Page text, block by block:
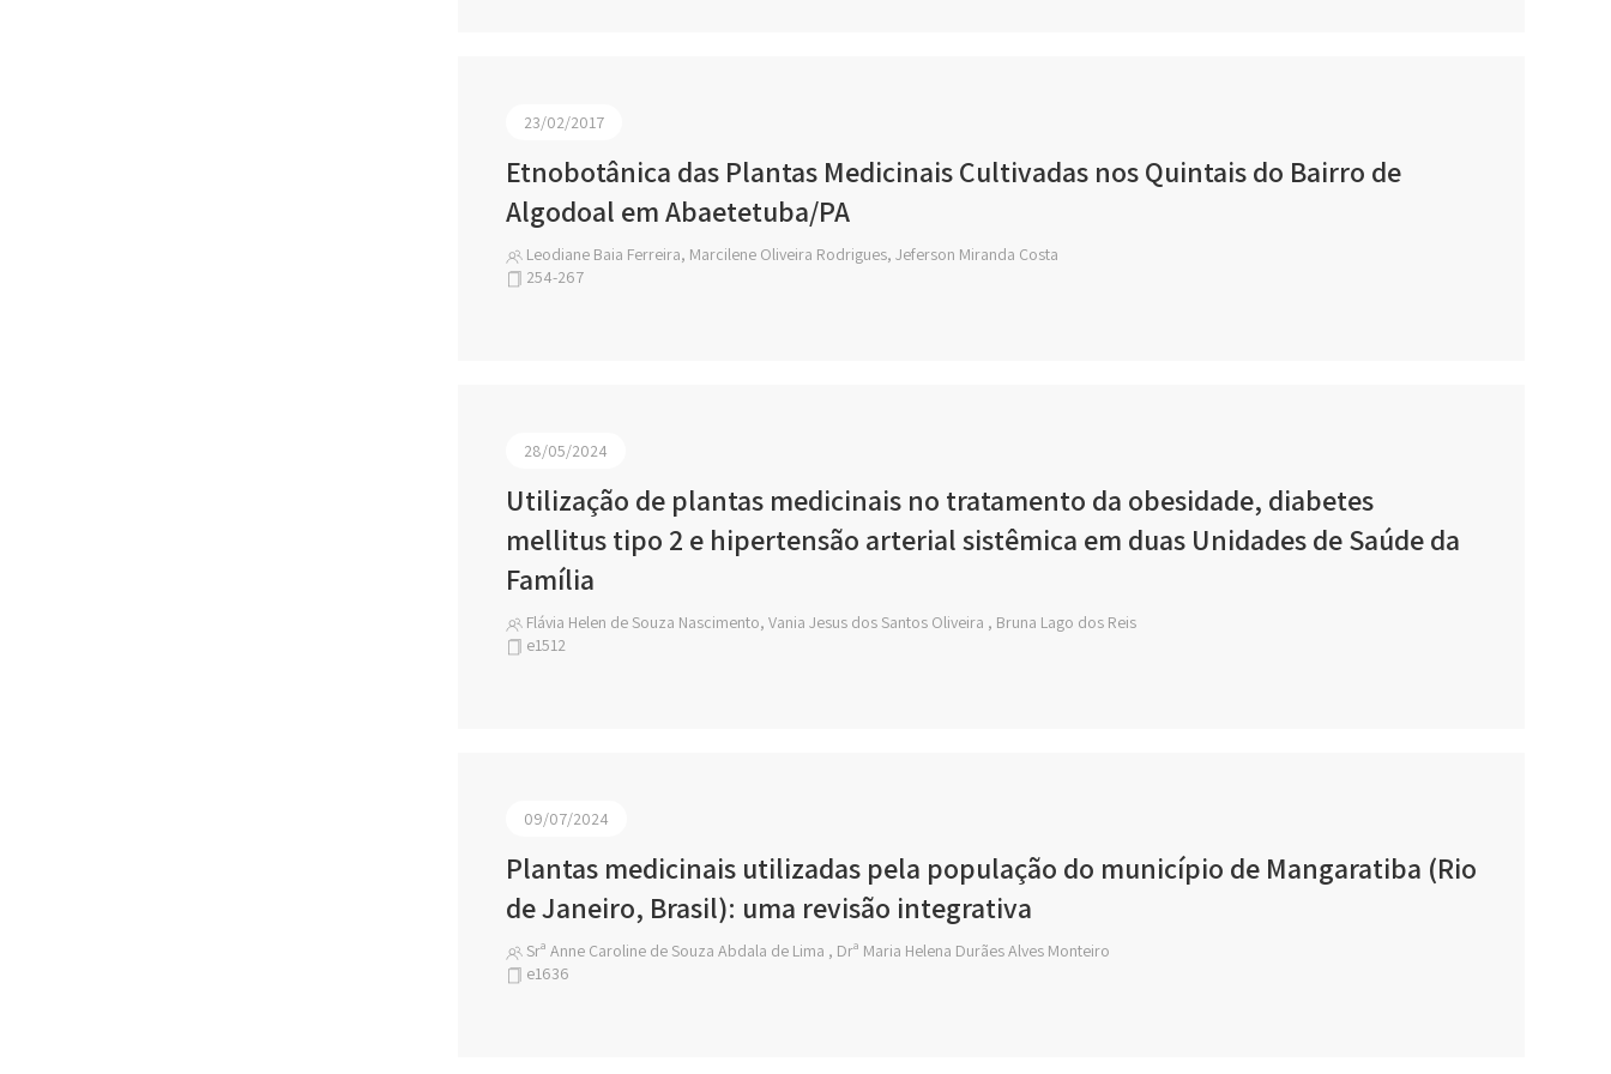
23/02/2017
Etnobotânica das Plantas Medicinais Cultivadas nos Quintais do Bairro de
Algodoal em Abaetetuba/PA
Leodiane Baia Ferreira, Marcilene Oliveira Rodrigues, Jeferson Miranda Costa
254-267
28/05/2024
Utilização de plantas medicinais no tratamento da obesidade, diabetes
mellitus tipo 2 e hipertensão arterial sistêmica em duas Unidades de Saúde da
Família
Flávia Helen de Souza Nascimento, Vania Jesus dos Santos Oliveira , Bruna Lago dos Reis
e1512
09/07/2024
Plantas medicinais utilizadas pela população do município de Mangaratiba (Rio
de Janeiro, Brasil): uma revisão integrativa
Srª Anne Caroline de Souza Abdala de Lima , Drª Maria Helena Durães Alves Monteiro
e1636